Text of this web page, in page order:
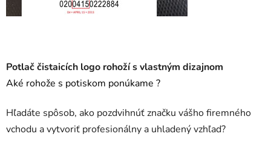
Potlač čistaicích logo rohoží s vlastným dizajnom
Aké rohože s potiskom ponúkame ?
Hľadáte spôsob, ako pozdvihnúť značku vášho firemného
vchodu a vytvoriť profesionálny a uhladený vzhľad?